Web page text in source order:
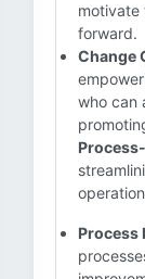
motivate
forward.
Change
who can
Process